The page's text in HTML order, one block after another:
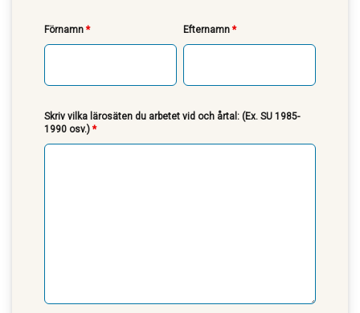
Förnamn * Efternamn*
Skriv vilka lärosäten du arbetet vid och årtal: (Ex. SU 1985-
1990 osv.) *